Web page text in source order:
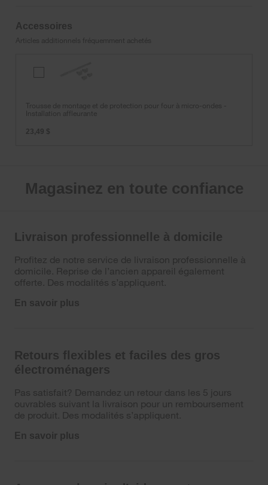
Accessoires
Articles additionnels fréquemment achetés
et
de
pour
-
Installation
Trousse de montage et de protection pour four à micro-ondes -
Installation affleurante
23,49 $
Magasinez en toute confiance
Livraison professionnelle à domicile
Profitez de notre service de livraison professionnelle à
domicile. Reprise de l’ancien appareil également
offerte. Des modalités s’appliquent.
En savoir plus
Retours flexibles et faciles des gros
électroménagers
Pas satisfait? Demandez un retour dans les 5 jours
ouvrables suivant la livraison pour un remboursement
de produit. Des modalités s’appliquent.
En savoir plus